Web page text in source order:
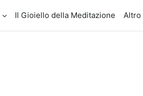
Il Gioiello della Meditazione Altro